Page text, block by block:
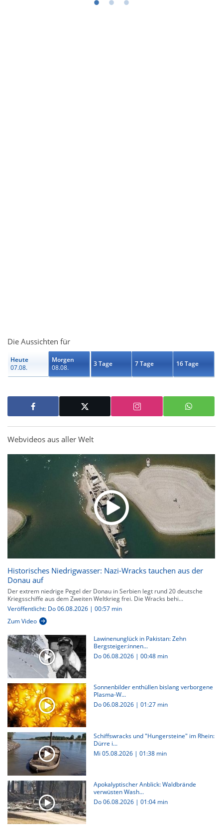
Die Aussichten für
Heute
07.08.
Morgen
08.08.
3 Tage 7 Tage 16 Tage
Webvideos aus aller Welt
Historisches Niedrigwasser: Nazi-Wracks tauchen aus der
Donau auf
Der extrem niedrige Pegel der Donau in Serbien legt rund 20 deutsche
Kriegsschiffe aus dem Zweiten Weltkrieg frei. Die Wracks behi...
Veröffentlicht: Do 06.08.2026 | 00:57 min
Zum Video
Lawinenunglück in Pakistan: Zehn
Bergsteiger:innen...
Do 06.08.2026 | 00:48 min
Sonnenbilder enthüllen bislang verborgene
Plasma-W...
Do 06.08.2026 | 01:27 min
Schiffswracks und "Hungersteine" im Rhein:
Dürre i...
Mi 05.08.2026 | 01:38 min
Apokalyptischer Anblick: Waldbrände
verwüsten Wash...
Do 06.08.2026 | 01:04 min